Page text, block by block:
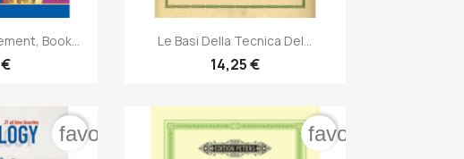
Book...  Anteprima
Le Basi Della Tecnica Del...
14,25 €
favorite_border favorite_border